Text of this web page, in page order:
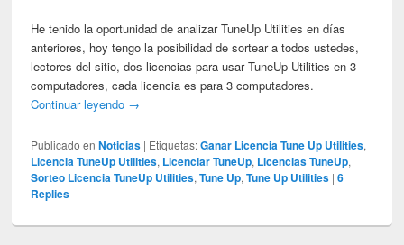
He tenido la oportunidad de analizar TuneUp Utilities en días
anteriores, hoy tengo la posibilidad de sortear a todos ustedes,
lectores del sitio, dos licencias para usar TuneUp Utilities en 3
computadores, cada licencia es para 3 computadores.
Continuar leyendo →
Publicado en Noticias | Etiquetas: Ganar Licencia Tune Up Utilities,
Licencia TuneUp Utilities, Licenciar TuneUp, Licencias TuneUp,
Sorteo Licencia TuneUp Utilities,Tune Up,Tune Up Utilities |6
Replies